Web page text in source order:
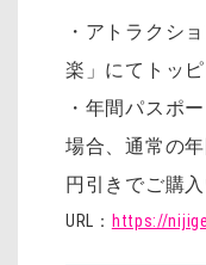
・アトラクシ
楽」にてトッピ
・年間パスポ
場合、通常の
円引きでご購
URL： https://